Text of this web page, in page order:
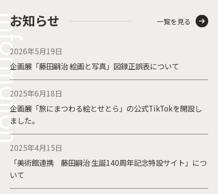
お知らせ 一覧を見る
2026年5月19日
企画展「藤田嗣治 絵画と写真」図録正誤表について
2025年6月18日
企画展「旅にまつわる絵とせとら」の公式TikTokを開設し
ました。
2025年4月15日
「美術館連携 藤田嗣治 生誕140周年記念特設サイト」につ
いて